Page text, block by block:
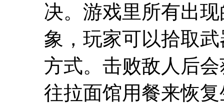
决。游戏里所有出
象，玩家可以拾取
方式。击败敌人后
往拉面馆用餐来恢